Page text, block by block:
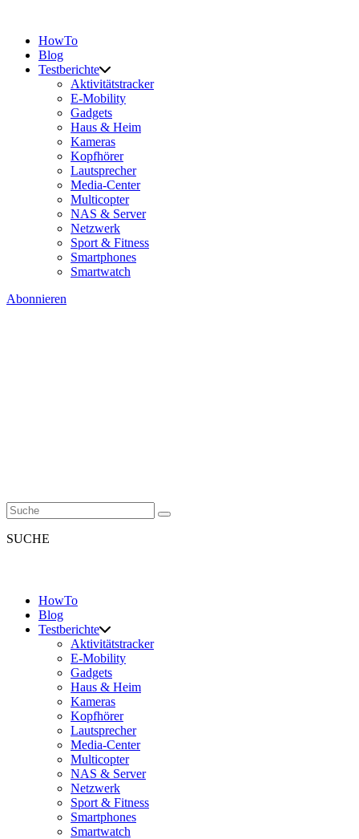
HowTo
Blog
Testberichte
Aktivitätstracker
E-Mobility
Gadgets
Haus & Heim
Kameras
Kopfhörer
Lautsprecher
Media-Center
Multicopter
NAS & Server
Netzwerk
Sport & Fitness
Smartphones
Smartwatch
Abonnieren
SUCHE
HowTo
Blog
Testberichte
Aktivitätstracker
E-Mobility
Gadgets
Haus & Heim
Kameras
Kopfhörer
Lautsprecher
Media-Center
Multicopter
NAS & Server
Netzwerk
Sport & Fitness
Smartphones
Smartwatch